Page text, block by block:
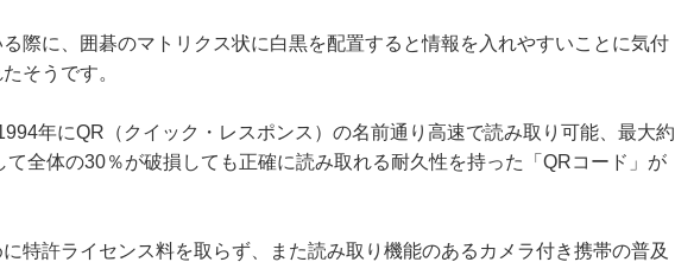
際に、囲碁のマトリクス状に白黒を配置すると情報を入れやすいことに気付
そうです。
年にQR（クイック・レスポンス）の名前通り高速で読み取り可能、最大約
全体の30％が破損しても正確に読み取れる耐久性を持った「QRコード」が
特許ライセンス料を取らず、また読み取り機能のあるカメラ付き携帯の普及